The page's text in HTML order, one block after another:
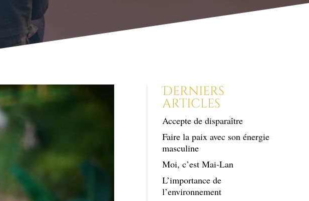
Derniers
articles
Accepte de disparaître
Faire la paix avec son énergie
masculine
Moi, c’est Mai-Lan
L’importance de
l’environnement